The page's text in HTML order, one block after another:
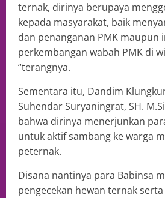
ternak, dirinya berupaya
kepada masyarakat, baik
dan penanganan PMK
perkembangan wabah PMK di
“terangnya.
Sementara itu, Dandim
Suhendar Suryaningrat, SH.
bahwa dirinya menerjunkan
untuk aktif sambang ke warga
peternak.
Disana nantinya para Babinsa
pengecekan hewan ternak